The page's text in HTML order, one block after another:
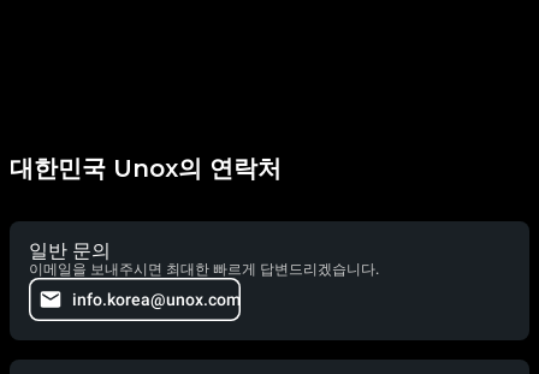
대한민국 Unox의 연락처
일반 문의
이메일을 보내주시면 최대한 빠르게 답변드리겠습니다.
info.korea@unox.com